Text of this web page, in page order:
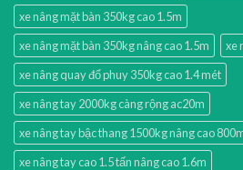
xe nâng mặt bàn 350kg cao 1.5m
xe nâng mặt bàn 350kg nâng cao 1.5m
xe
xe nâng quay đổ phuy 350kg cao 1.4 mét
xe nâng tay 2000kg càng rộng ac20m
xe nâng tay bậc thang 1500kg nâng cao
xe nâng tay cao 1.5 tấn nâng cao 1.6m